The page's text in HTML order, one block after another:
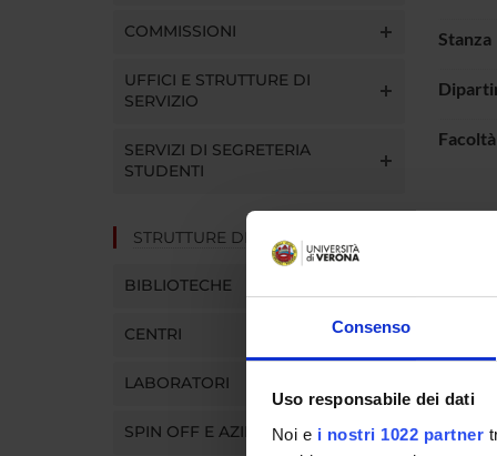
Consenso
Uso responsabile dei dati
Noi e i nostri 1022 partner
COMMISSIONI
UFFICI E STRUTTURE DI
SERVIZIO
SERVIZI DI SEGRETERIA
STUDENTI
STRUTTURE DEL DIPARTIMENTO
BIBLIOTECHE
CENTRI
LABORATORI
SPIN OFF E AZIENDE
Stanza
Facoltà